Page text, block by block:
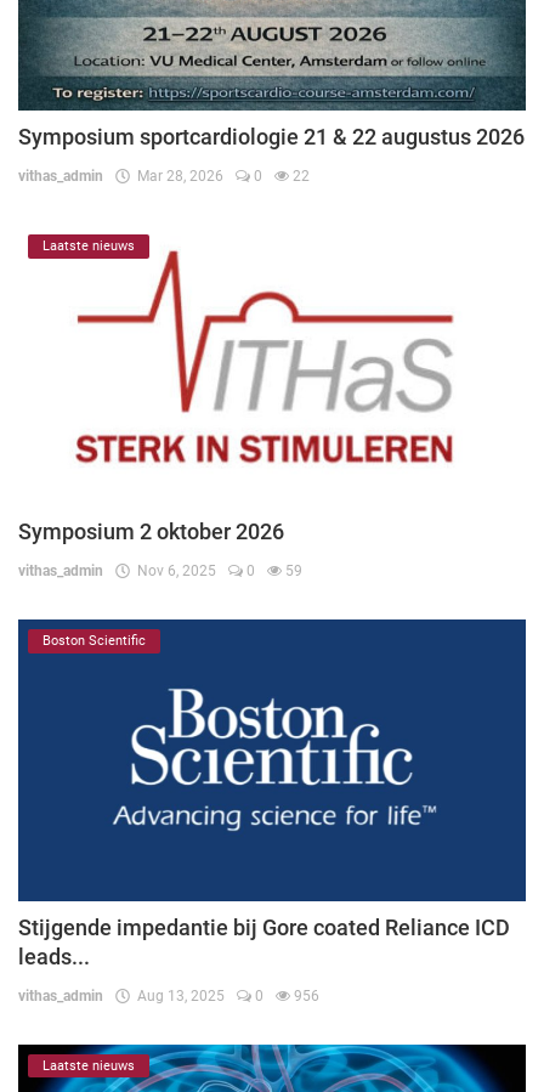
Symposium sportcardiologie 21 & 22 augustus 2026
vithas_admin Mar 28, 2026 0 22
Laatste nieuws
Symposium 2 oktober 2026
vithas_admin Nov 6, 2025 0 59
Boston Scientific
Stijgende impedantie bij Gore coated Reliance ICD
leads...
vithas_admin Aug 13, 2025 0 956
Laatste nieuws